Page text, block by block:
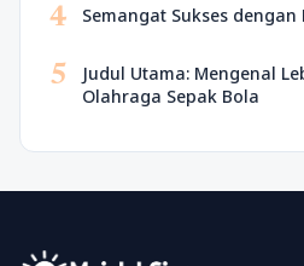
4 Semangat Sukses dengan
5
Judul Utama: Mengenal
Olahraga Sepak Bola